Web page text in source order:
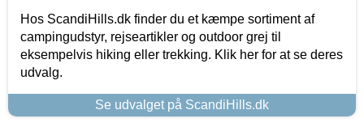
Hos ScandiHills.dk finder du et kæmpe sortiment af
campingudstyr, rejseartikler og outdoor grej til
eksempelvis hiking eller trekking. Klik her for at se deres
udvalg.
Se udvalget på ScandiHills.dk